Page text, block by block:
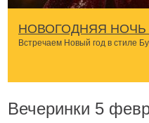
НОВОГОДНЯЯ НОЧЬ
Встречаем Новый год в стиле
Вечеринки 5